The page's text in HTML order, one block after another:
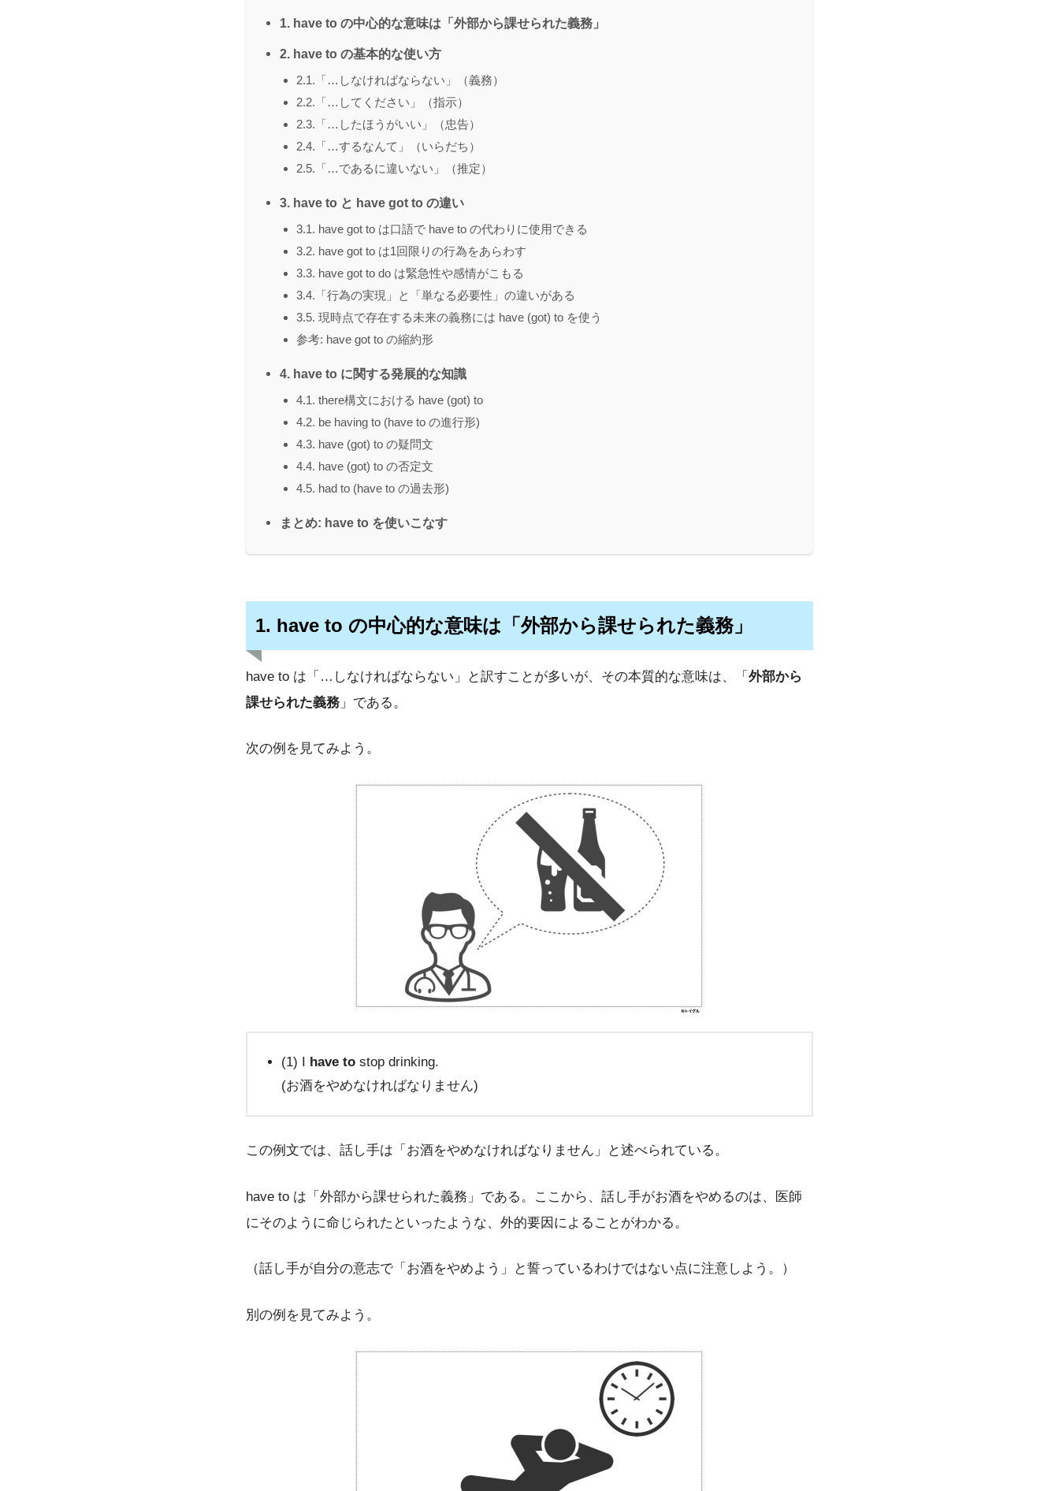
1. have to の中心的な意味は「外部から課せられた義務」
2. have to の基本的な使い方
2.1.「…しなければならない」（義務）
2.2.「…してください」（指示）
2.3.「…したほうがいい」（忠告）
2.4.「…するなんて」（いらだち）
2.5.「…であるに違いない」（推定）
3. have to と have got to の違い
3.1. have got to は口語で have to の代わりに使用できる
3.2. have got to は1回限りの行為をあらわす
3.3. have got to do は緊急性や感情がこもる
3.4.「行為の実現」と「単なる必要性」の違いがある
3.5. 現時点で存在する未来の義務には have (got) to を使う
参考: have got to の縮約形
4. have to に関する発展的な知識
4.1. there構文における have (got) to
4.2. be having to (have to の進行形)
4.3. have (got) to の疑問文
4.4. have (got) to の否定文
4.5. had to (have to の過去形)
まとめ: have to を使いこなす
1. have to の中心的な意味は「外部から課せられた義務」
have to は「…しなければならない」と訳すことが多いが、その本質的な意味は、「 外部から
課せられた義務 」である。
次の例を見てみよう。
(1) I have tostop drinking.
(お酒をやめなければなりません)
この例文では、話し手は「お酒をやめなければなりません」と述べられている。
have to は「外部から課せられた義務」である。ここから、話し手がお酒をやめるのは、医師
にそのように命じられたといったような、外的要因によることがわかる。
（話し手が自分の意志で「お酒をやめよう」と誓っているわけではない点に注意しよう。）
別の例を見てみよう。